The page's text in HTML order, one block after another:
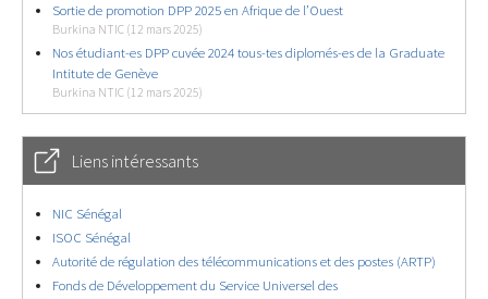
Sortie de promotion DPP 2025 en Afrique de l’Ouest
Burkina NTIC (12 mars 2025)
Nos étudiant-es DPP cuvée 2024 tous-tes diplomés-es de la Graduate
Intitute de Genève
Burkina NTIC (12 mars 2025)
Liens intéressants
NIC Sénégal
ISOC Sénégal
Autorité de régulation des télécommunications et des postes (ARTP)
Fonds de Développement du Service Universel des